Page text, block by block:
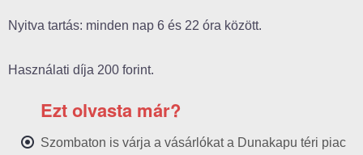
Nyitva tartás: minden nap 6 és 22 óra között.
Használati díja 200 forint.
Ezt olvasta már?
Szombaton is várja a vásárlókat a Dunakapu téri piac